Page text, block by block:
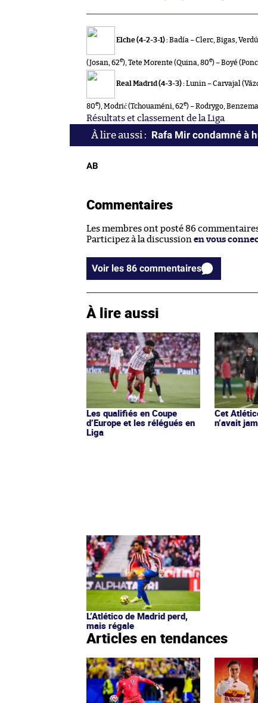
Elche (4-2-3-1) :Badía – Clerc, Bigas,
(Josan, 62e), Tete Morente (Quina, 80e) – Boyé
Real Madrid (4-3-3) :Lunin – Carvajal
80e), Modrić (Tchouaméni, 62e) – Rodrygo,
Résultats et classement de la Liga
Rafa Mir condamné à
AB
Commentaires
Les membres ont posté 86
Participez à la discussion en vous
Voir les 86 commentaires
À lire aussi
Les qualifiés en Coupe
d’Europe et les rélégués en
Liga
Cet
n’avait
L’Atlético de Madrid perd,
mais régale
Articles en tendances